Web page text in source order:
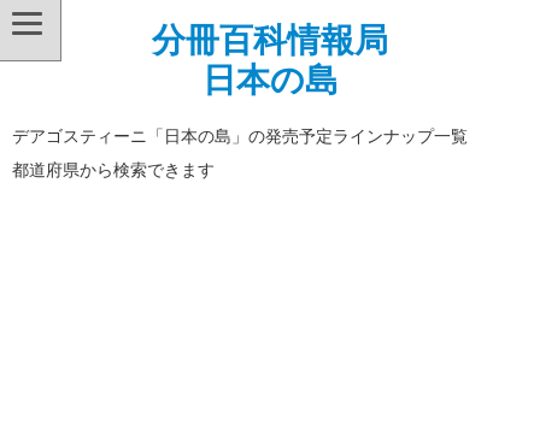
分冊百科情報局
日本の島
デアゴスティーニ「日本の島」の発売予定ラインナップ一覧
都道府県から検索できます